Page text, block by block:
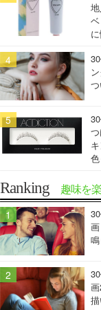
Ranking 趣味を